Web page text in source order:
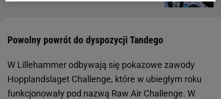
Powolny powrót do dyspozycji Tandego
W Lillehammer odbywają się pokazowe zawody
Hopplandslaget Challenge, które w ubiegłym roku
funkcjonowały pod nazwą Raw Air Challenge. W